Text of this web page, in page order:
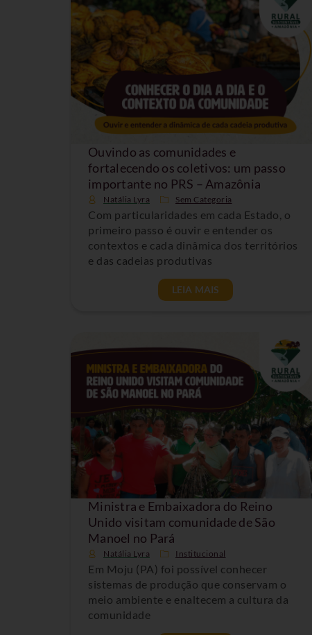
Ouvindo as comunidades e
fortalecendo os coletivos: um passo
importante no PRS – Amazônia
Natália Lyra Sem Categoria
Com particularidades em cada Estado, o
primeiro passo é ouvir e entender os
contextos e cada dinâmica dos territórios
e das cadeias produtivas
LEIA MAIS
Ministra e Embaixadora do Reino
Unido visitam comunidade de São
Manoel no Pará
Natália Lyra Institucional
Em Moju (PA) foi possível conhecer
sistemas de produção que conservam o
meio ambiente e enaltecem a cultura da
comunidade